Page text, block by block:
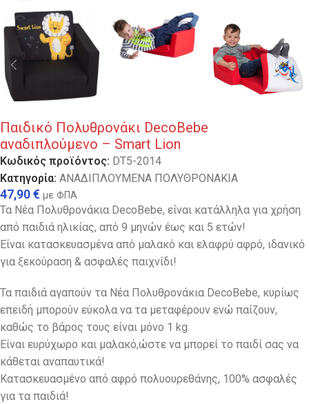
Παιδικό Πολυθρονάκι DecoBebe
αναδιπλούμενο – Smart Lion
Κωδικός προϊόντος: DT5-2014
Κατηγορία: ΑΝΑΔΙΠΛΟΥΜΕΝΑ ΠΟΛΥΘΡΟΝΑΚΙΑ
47,90€ με ΦΠΑ
Τα Νέα Πολυθρονάκια DecoBebe, είναι κατάλληλα για χρήση
από παιδιά ηλικίας, από 9 μηνών έως και 5 ετών!
Είναι κατασκευασμένα από μαλακό και ελαφρύ αφρό, ιδανικό
για ξεκούραση & ασφαλές παιχνίδι!
Τα παιδιά αγαπούν τα Νέα Πολυθρονάκια DecoBebe, κυρίως
επειδή μπορούν εύκολα να τα μεταφέρουν ενώ παίζουν,
καθώς το βάρος τους είναι μόνο 1 kg.
Eίναι ευρύχωρο και μαλακό,ώστε να μπορεί το παιδί σας να
κάθεται αναπαυτικά!
Κατασκευασμένο από αφρό πολυουρεθάνης, 100% ασφαλές
για τα παιδιά!